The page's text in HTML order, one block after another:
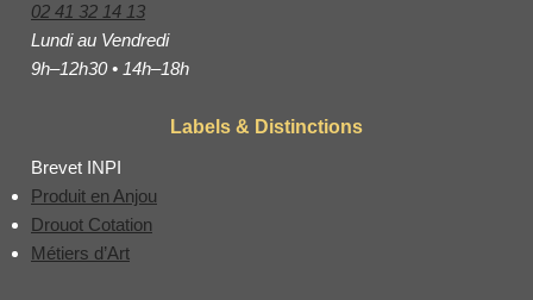
02 41 32 14 13
Lundi au Vendredi
9h–12h30 • 14h–18h
Labels & Distinctions
Brevet INPI
Produit en Anjou
Drouot Cotation
Métiers d’Art